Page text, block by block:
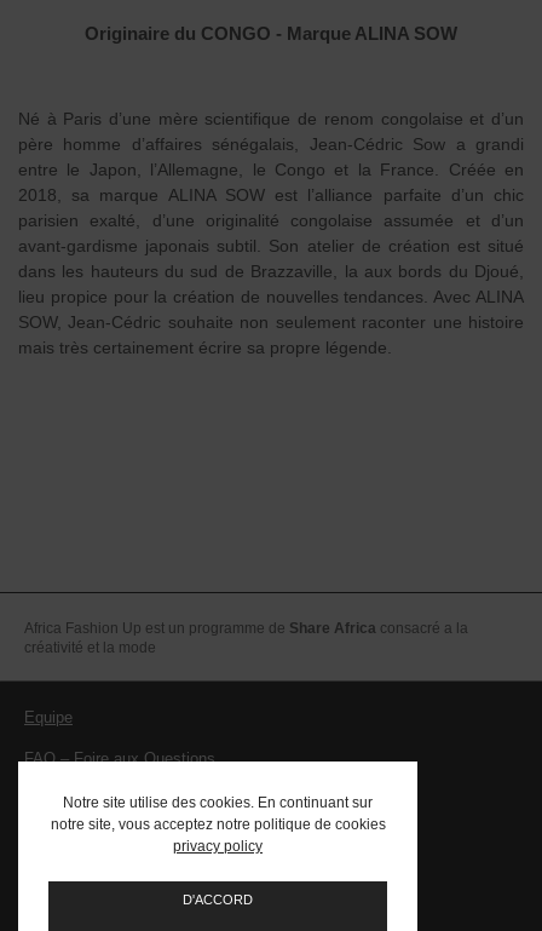
Originaire du CONGO - Marque ALINA SOW
Né à Paris d’une mère scientifique de renom congolaise et d’un
père homme d’affaires sénégalais, Jean-Cédric Sow a grandi
entre le Japon, l’Allemagne, le Congo et la France. Créée en
2018, sa marque ALINA SOW est l’alliance parfaite d’un chic
parisien exalté, d’une originalité congolaise assumée et d’un
avant-gardisme japonais subtil. Son atelier de création est situé
dans les hauteurs du sud de Brazzaville, la aux bords du Djoué,
lieu propice pour la création de nouvelles tendances. Avec ALINA
SOW, Jean-Cédric souhaite non seulement raconter une histoire
mais très certainement écrire sa propre légende.
Africa Fashion Up est un programme de Share Africa consacré a la
créativité et la mode
Equipe
FAQ – Foire aux Questions
Mentions légales – CGV
PRESSE
Notre site utilise des cookies. En continuant sur
notre site, vous acceptez notre politique de cookies
privacy policy
D'ACCORD